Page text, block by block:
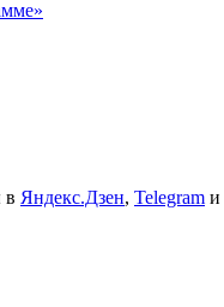
в Яндекс.Дзен, Telegram и